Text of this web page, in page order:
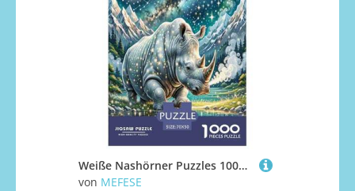
Weiße Nashörner Puzzles 1000 Teile Schwer Puzzle Spielzeug Pädagogisches Spiel Impossible Herausforderungsspielzeug Für Erwachsene Und Kinder Ab 14 Jahren 70x50cm/1000pcs
von MEFESE